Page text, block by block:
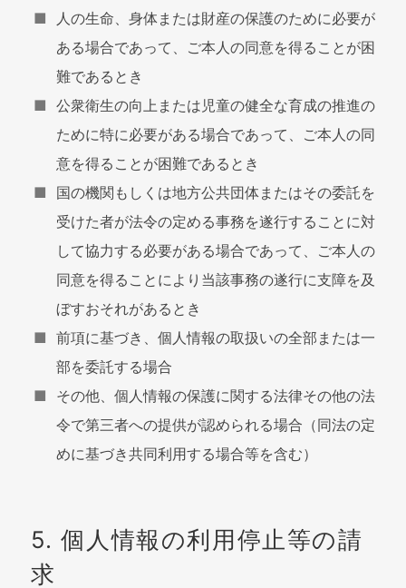
人の生命、身体または財産の保護のために必要が
ある場合であって、ご本人の同意を得ることが困
難であるとき
公衆衛生の向上または児童の健全な育成の推進の
ために特に必要がある場合であって、ご本人の同
意を得ることが困難であるとき
国の機関もしくは地方公共団体またはその委託を
受けた者が法令の定める事務を遂行することに対
して協力する必要がある場合であって、ご本人の
同意を得ることにより当該事務の遂行に支障を及
ぼすおそれがあるとき
前項に基づき、個人情報の取扱いの全部または一
部を委託する場合
その他、個人情報の保護に関する法律その他の法
令で第三者への提供が認められる場合（同法の定
めに基づき共同利用する場合等を含む）
5. 個人情報の利用停止等の請
求